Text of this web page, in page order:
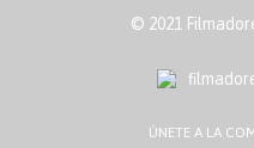
© 2021
ÚNETE A LA